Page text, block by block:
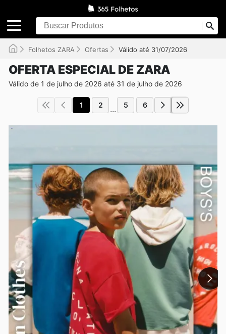
Folhetos ZARA Ofertas Válido até 31/07/2026
OFERTA ESPECIAL DE ZARA
Válido de 1 de julho de 2026 até 31 de julho de 2026
1 2 ... 5 6